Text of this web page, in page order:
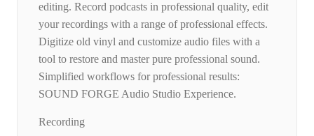
editing. Record podcasts in professional quality, edit
your recordings with a range of professional effects.
Digitize old vinyl and customize audio files with a
tool to restore and master pure professional sound.
Simplified workflows for professional results:
SOUND FORGE Audio Studio Experience.
Recording